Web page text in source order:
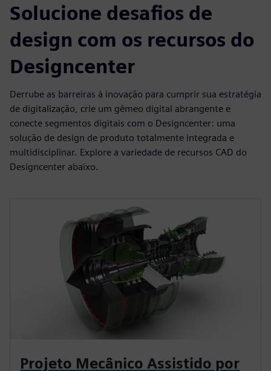
Solucione desafios de
design com os recursos do
Designcenter
Derrube as barreiras à inovação para cumprir sua estratégia
de digitalização, crie um gêmeo digital abrangente e
conecte segmentos digitais com o Designcenter: uma
solução de design de produto totalmente integrada e
multidisciplinar. Explore a variedade de recursos CAD do
Designcenter abaixo.
Projeto Mecânico Assistido por